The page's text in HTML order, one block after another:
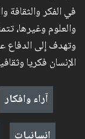
في الفكر والثقافة
والعلوم وغيرها،
وتهدف إلى الدفاع
الإنسان فكريا
آراء وافكار